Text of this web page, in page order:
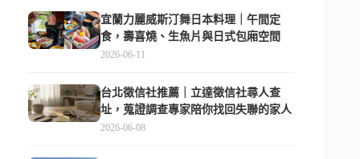
宜蘭力麗威斯汀舞日本料理｜午間定
食，壽喜燒、生魚片與日式包廂空間
2026-06-11
台北徵信社推薦｜立達徵信社尋人查
址，蒐證調查專家陪你找回失聯的家人
2026-06-08